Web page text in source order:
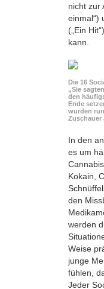
nicht zur
einmal“)
(„Ein
kann.
Die 16
„Sie
den
Ende
wurden
Zuschauer
In den
es um
Kokain,
den
werden
Weise
junge
fühlen,
Jeder